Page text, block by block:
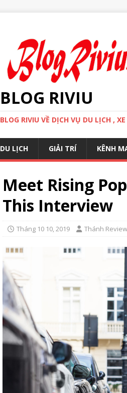
BLOG RIVIU
BLOG RIVIU VỀ DỊCH VỤ DU LỊCH ,
DU LỊCH GIẢI TRÍ KÊNH
Meet Rising
This Interview
Tháng 10 10, 2019 Thánh Review